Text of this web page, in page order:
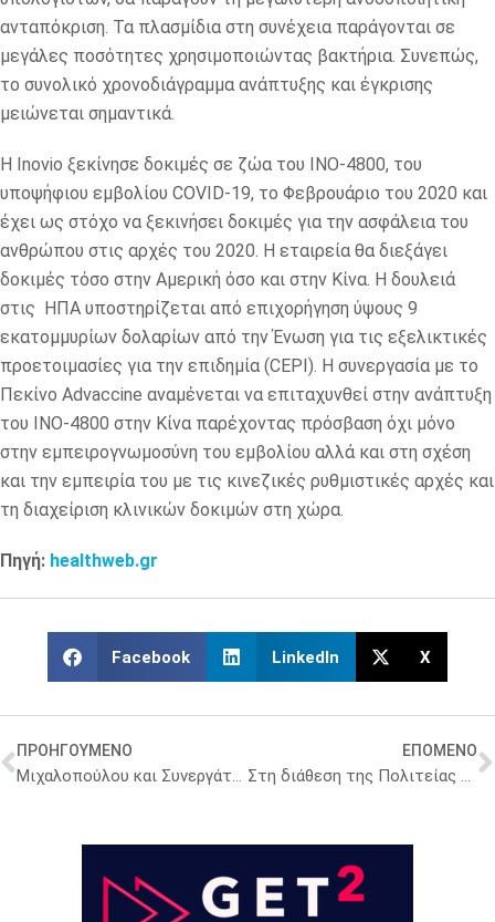
ανταπόκριση. Τα πλασμίδια στη συνέχεια παράγονται σε
μεγάλες ποσότητες χρησιμοποιώντας βακτήρια. Συνεπώς,
το συνολικό χρονοδιάγραμμα ανάπτυξης και έγκρισης
μειώνεται σημαντικά.
Η Inovio ξεκίνησε δοκιμές σε ζώα του INO-4800, του
υποψήφιου εμβολίου COVID-19, το Φεβρουάριο του 2020 και
έχει ως στόχο να ξεκινήσει δοκιμές για την ασφάλεια του
ανθρώπου στις αρχές του 2020. Η εταιρεία θα διεξάγει
δοκιμές τόσο στην Αμερική όσο και στην Κίνα. Η δουλειά
στις ΗΠΑ υποστηρίζεται από επιχορήγηση ύψους 9
εκατομμυρίων δολαρίων από την Ένωση για τις εξελικτικές
προετοιμασίες για την επιδημία (CEPI). Η συνεργασία με το
Πεκίνο Advaccine αναμένεται να επιταχυνθεί στην ανάπτυξη
του INO-4800 στην Κίνα παρέχοντας πρόσβαση όχι μόνο
στην εμπειρογνωμοσύνη του εμβολίου αλλά και στη σχέση
και την εμπειρία του με τις κινεζικές ρυθμιστικές αρχές και
τη διαχείριση κλινικών δοκιμών στη χώρα.
Πηγή: healthweb.gr
Facebook LinkedIn X
ΠΡΟΗΓΟΥΜΕΝΟ
Μιχαλοπούλου και Συνεργάτες Lawgroup: Διευκολύνουμε τις δωρεές επιχειρήσεων στην Υγεία. Στηρίζουμε το κοινό καλό
ΕΠΟΜΕΝΟ
Στη διάθεση της Πολιτείας και του Ε.Σ.Υ. θέτει τους εθελοντές του ο Πανελλήνιος Σύλλογος Εργοθεραπευτών